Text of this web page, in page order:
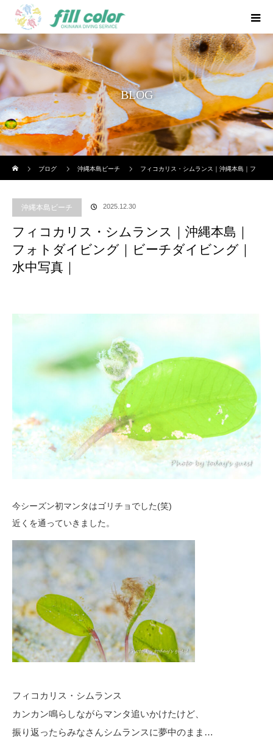
BLOG
ブログ
沖縄本島ビーチ フィコカリス・シムランス｜沖縄本島｜フ
沖縄本島ビーチ 2025.12.30
フィコカリス・シムランス｜沖縄本島｜
フォトダイビング｜ビーチダイビング｜
水中写真｜
今シーズン初マンタはゴリチョでした(笑)
近くを通っていきました。
フィコカリス・シムランス
カンカン鳴らしながらマンタ追いかけたけど、
振り返ったらみなさんシムランスに夢中のまま…